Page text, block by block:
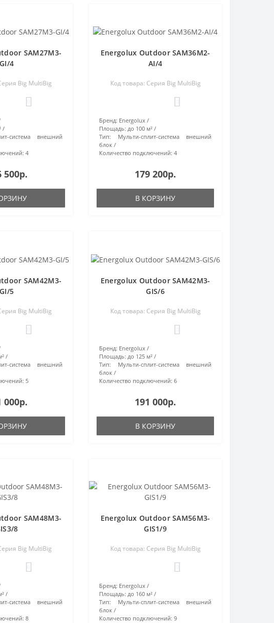
SAM27M3-
GI/4
Big MultiBig
система внешний
4
500р.
Energolux Outdoor SAM36M2-
AI/4
Код товара: Серия Big MultiBig
Бренд: Energolux
Площадь: до 100 м²
Тип:
Мульти-сплит-система внешний
блок
Количество подключений: 4
179 200р.
В КОРЗИНУ
SAM42M3-
GI/5
Big MultiBig
система внешний
5
000р.
Energolux Outdoor SAM42M3-
GIS/6
Код товара: Серия Big MultiBig
Бренд: Energolux
Площадь: до 125 м²
Тип:
Мульти-сплит-система внешний
блок
Количество подключений: 6
191 000р.
В КОРЗИНУ
SAM48M3-
8
Big MultiBig
система внешний
8
Energolux Outdoor SAM56M3-
GIS1/9
Код товара: Серия Big MultiBig
Бренд: Energolux
Площадь: до 160 м²
Тип:
Мульти-сплит-система внешний
блок
Количество подключений: 9